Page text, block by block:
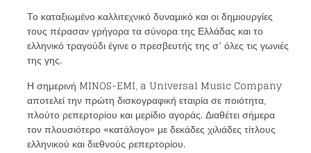
Το καταξιωμένο καλλιτεχνικό δυναμικό και οι δημιουργίες
τους πέρασαν γρήγορα τα σύνορα της Ελλάδας και το
ελληνικό τραγούδι έγινε ο πρεσβευτής της σ’ όλες τις γωνιές
της γης.
Η σημερινή MINOS-EMI, a Universal Music Company
αποτελεί την πρώτη δισκογραφική εταιρία σε ποιότητα,
πλούτο ρεπερτορίου και μερίδιο αγοράς. Διαθέτει σήμερα
τον πλουσιότερο «κατάλογο» με δεκάδες χιλιάδες τίτλους
ελληνικού και διεθνούς ρεπερτορίου.